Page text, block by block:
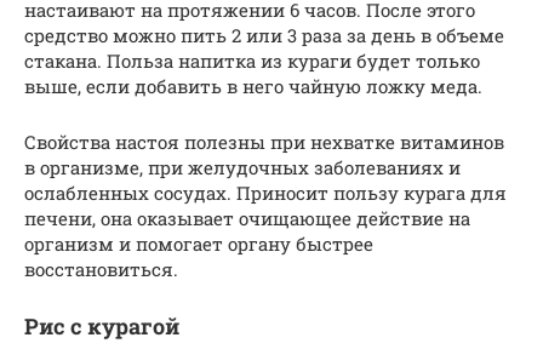
настаивают на протяжении 6 часов. После этого
средство можно пить 2 или 3 раза за день в объеме
стакана. Польза напитка из кураги будет только
выше, если добавить в него чайную ложку меда.
Свойства настоя полезны при нехватке витаминов
в организме, при желудочных заболеваниях и
ослабленных сосудах. Приносит пользу курага для
печени, она оказывает очищающее действие на
организм и помогает органу быстрее
восстановиться.
Рис с курагой